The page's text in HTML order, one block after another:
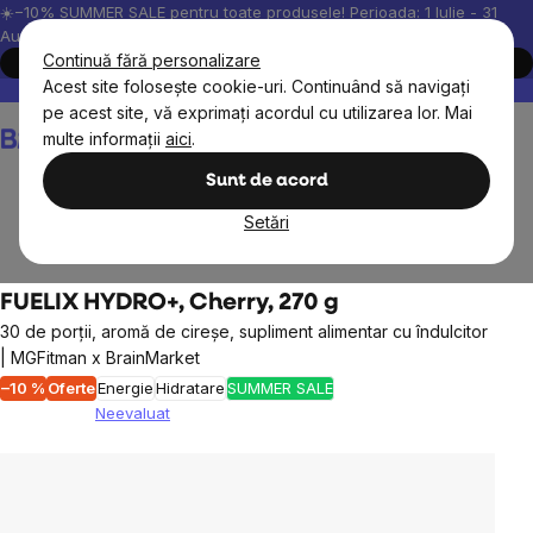
Continuă fără personalizare
Acest site folosește cookie-uri. Continuând să navigați
pe acest site, vă exprimați acordul cu utilizarea lor. Mai
multe informații aici.
Sunt de acord
Setări
Treci
la
conținut
☀️−10% SUMMER SALE pentru toate produsele! Perioada: 1 Iulie - 31
August, 2026.
Cumpără acum
Peste 200.000 de recenzii verificate
Produsele noastre sunt
Coş
de
FUELIX HYDRO+, Cherry, 270 g
30 de porții, aromă de cireșe, supliment alimentar cu îndulcitor
| MGFitman x BrainMarket
–10 % OferteEnergieHidratareSUMMER SALE
Neevaluat